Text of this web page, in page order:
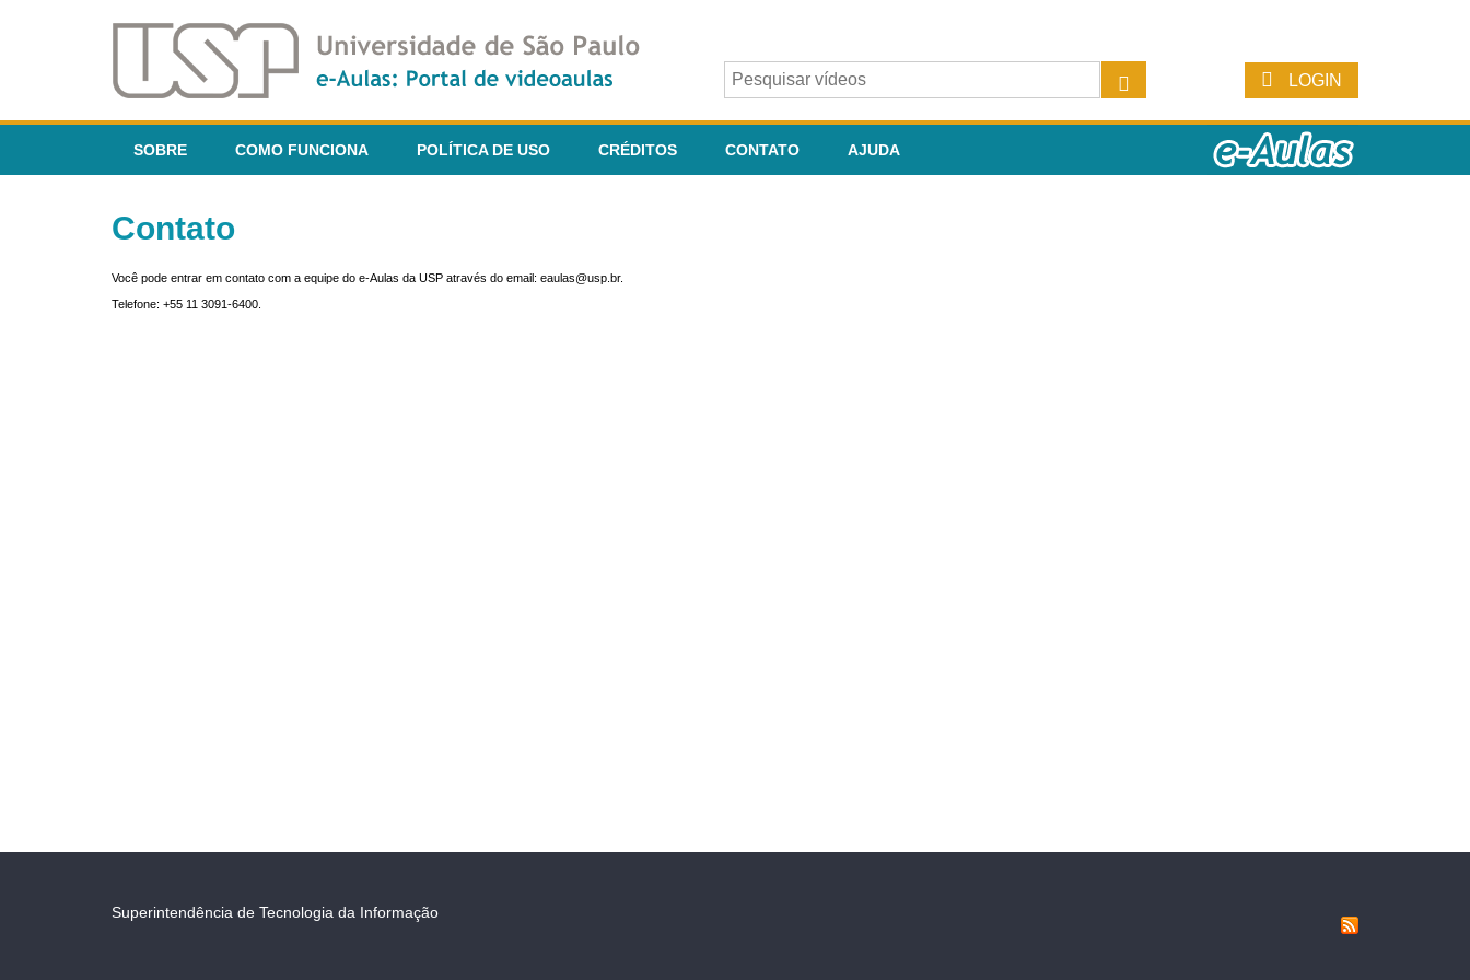
LOGIN
SOBRE COMO FUNCIONA POLÍTICA DE USO CRÉDITOS CONTATO AJUDA
Contato
Você pode entrar em contato com a equipe do e-Aulas da USP através do email: eaulas@usp.br.
Telefone: +55 11 3091-6400.
Superintendência de Tecnologia da Informação